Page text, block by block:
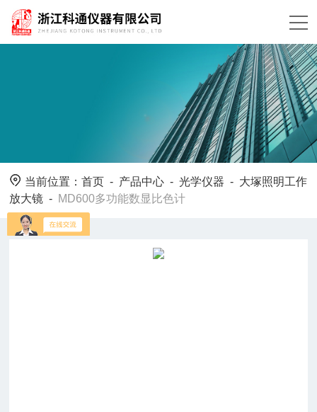
当前位置：首页 - 产品中心 -光学仪器 - 大塚照明工作
放大镜 - MD600多功能数显比色计